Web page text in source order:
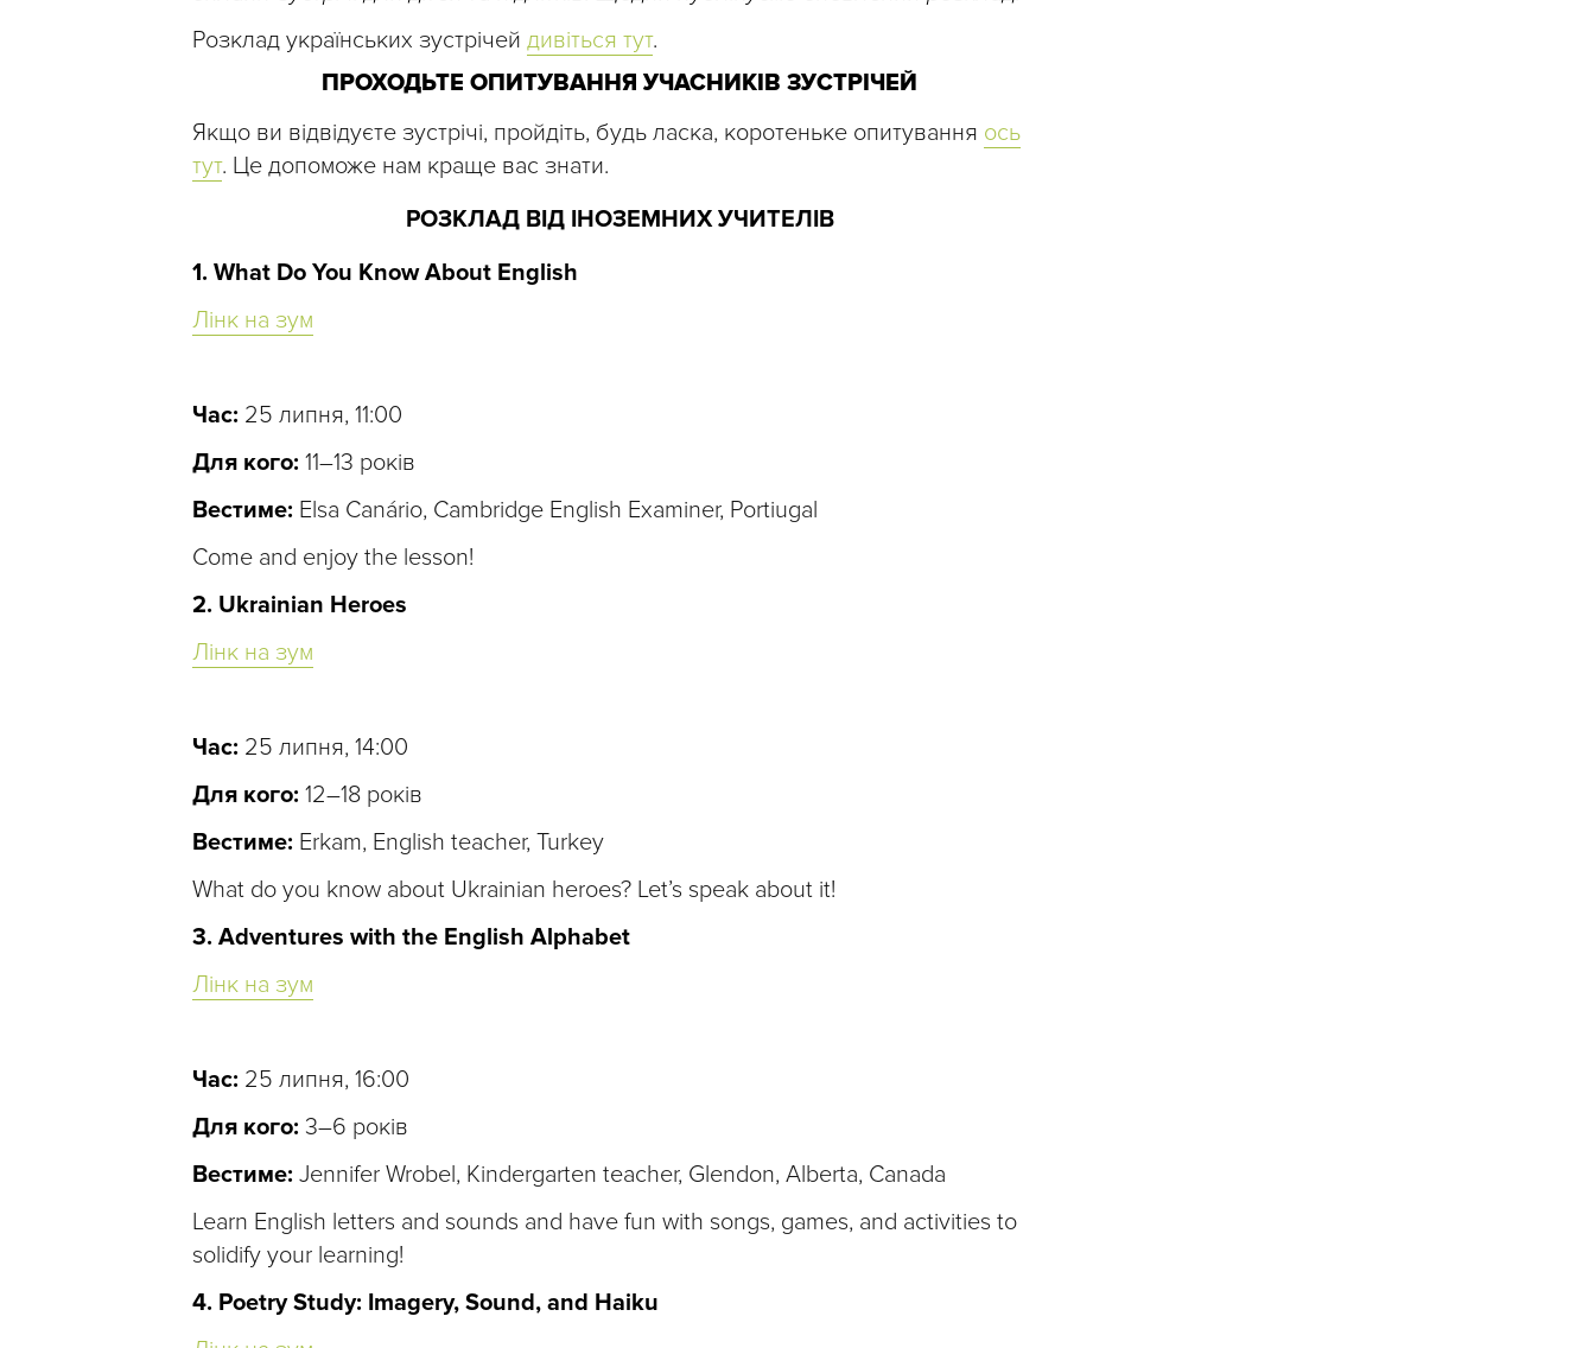
Розклад українських зустрічей дивіться тут.
ПРОХОДЬТЕ ОПИТУВАННЯ УЧАСНИКІВ ЗУСТРІЧЕЙ
Якщо ви відвідуєте зустрічі, пройдіть, будь ласка, коротеньке опитування ось
тут. Це допоможе нам краще вас знати.
РОЗКЛАД ВІД ІНОЗЕМНИХ УЧИТЕЛІВ
1. What Do You Know About English
Лінк на зум
Час: 25 липня, 11:00
Для кого: 11–13 років
Вестиме: Elsa Canário, Cambridge English Examiner, Portiugal
Come and enjoy the lesson!
2. Ukrainian Heroes
Лінк на зум
Час: 25 липня, 14:00
Для кого: 12–18 років
Вестиме: Erkam, English teacher, Turkey
What do you know about Ukrainian heroes? Let’s speak about it!
3. Adventures with the English Alphabet
Лінк на зум
Час: 25 липня, 16:00
Для кого: 3–6 років
Вестиме: Jennifer Wrobel, Kindergarten teacher, Glendon, Alberta, Canada
Learn English letters and sounds and have fun with songs, games, and activities to
solidify your learning!
4. Poetry Study: Imagery, Sound, and Haiku